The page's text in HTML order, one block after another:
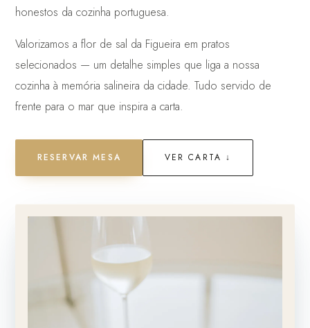
honestos da cozinha portuguesa.
Valorizamos a flor de sal da Figueira em pratos
selecionados — um detalhe simples que liga a nossa
cozinha à memória salineira da cidade. Tudo servido de
frente para o mar que inspira a carta.
RESERVAR MESA VER CARTA ↓